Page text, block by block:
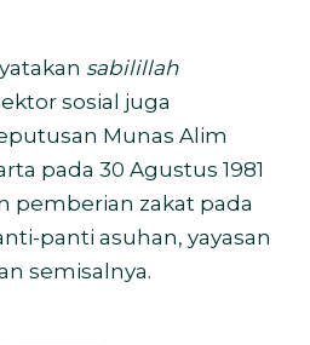
sabilillah
sosial juga
Munas Alim
pada 30 Agustus 1981
pemberian zakat pada
panti asuhan, yayasan
semisalnya.